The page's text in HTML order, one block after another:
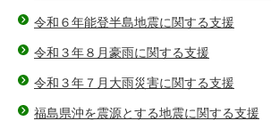
令和６年能登半島地震に関する支援
令和３年８月豪雨に関する支援
令和３年７月大雨災害に関する支援
福島県沖を震源とする地震に関する支援